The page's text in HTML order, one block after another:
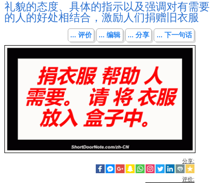
礼貌的态度、具体的指示以及强调对有需要
的人的好处相结合，激励人们捐赠旧衣服
... 评价 ... 编辑 ... 分享 ... 下一句话
分享:
评价: